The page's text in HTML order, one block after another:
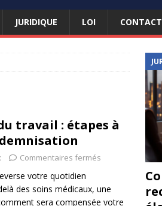
JURIDIQUE LOI CONTACT
travail : étapes à
Commentaires fermés
votre quotidien
des soins médicaux, une
sera compensée votre